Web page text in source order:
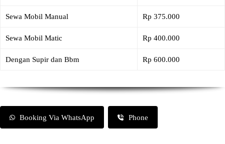
Sewa Mobil Manual Rp 375.000
Sewa Mobil Matic Rp 400.000
Dengan Supir dan Bbm Rp 600.000
Booking Via WhatsApp Phone